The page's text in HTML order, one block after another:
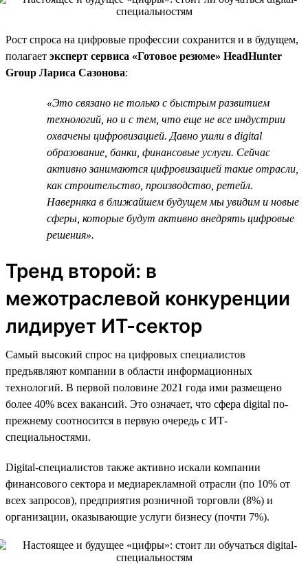
Рост спроса на цифровые профессии сохранится и в будущем,
полагает эксперт сервиса «Готовое резюме» HeadHunter
Group Лариса Сазонова:
«Это связано не только с быстрым развитием
технологий, но и с тем, что еще не все индустрии
охвачены цифровизацией. Давно ушли в digital
образование, банки, финансовые услуги. Сейчас
активно занимаются цифровизацией такие отрасли,
как строительство, производство, ретейл.
Наверняка в ближайшем будущем мы увидим и новые
сферы, которые будут активно внедрять цифровые
решения».
Тренд второй: в
межотраслевой конкуренции
лидирует ИТ-сектор
Самый высокий спрос на цифровых специалистов
предъявляют компании в области информационных
технологий. В первой половине 2021 года ими размещено
более 40% всех вакансий. Это означает, что сфера digital по-
прежнему соотносится в первую очередь с ИТ-
специальностями.
Digital-специалистов также активно искали компании
финансового сектора и медиарекламной отрасли (по 10% от
всех запросов), предприятия розничной торговли (8%) и
организации, оказывающие услуги бизнесу (почти 7%).